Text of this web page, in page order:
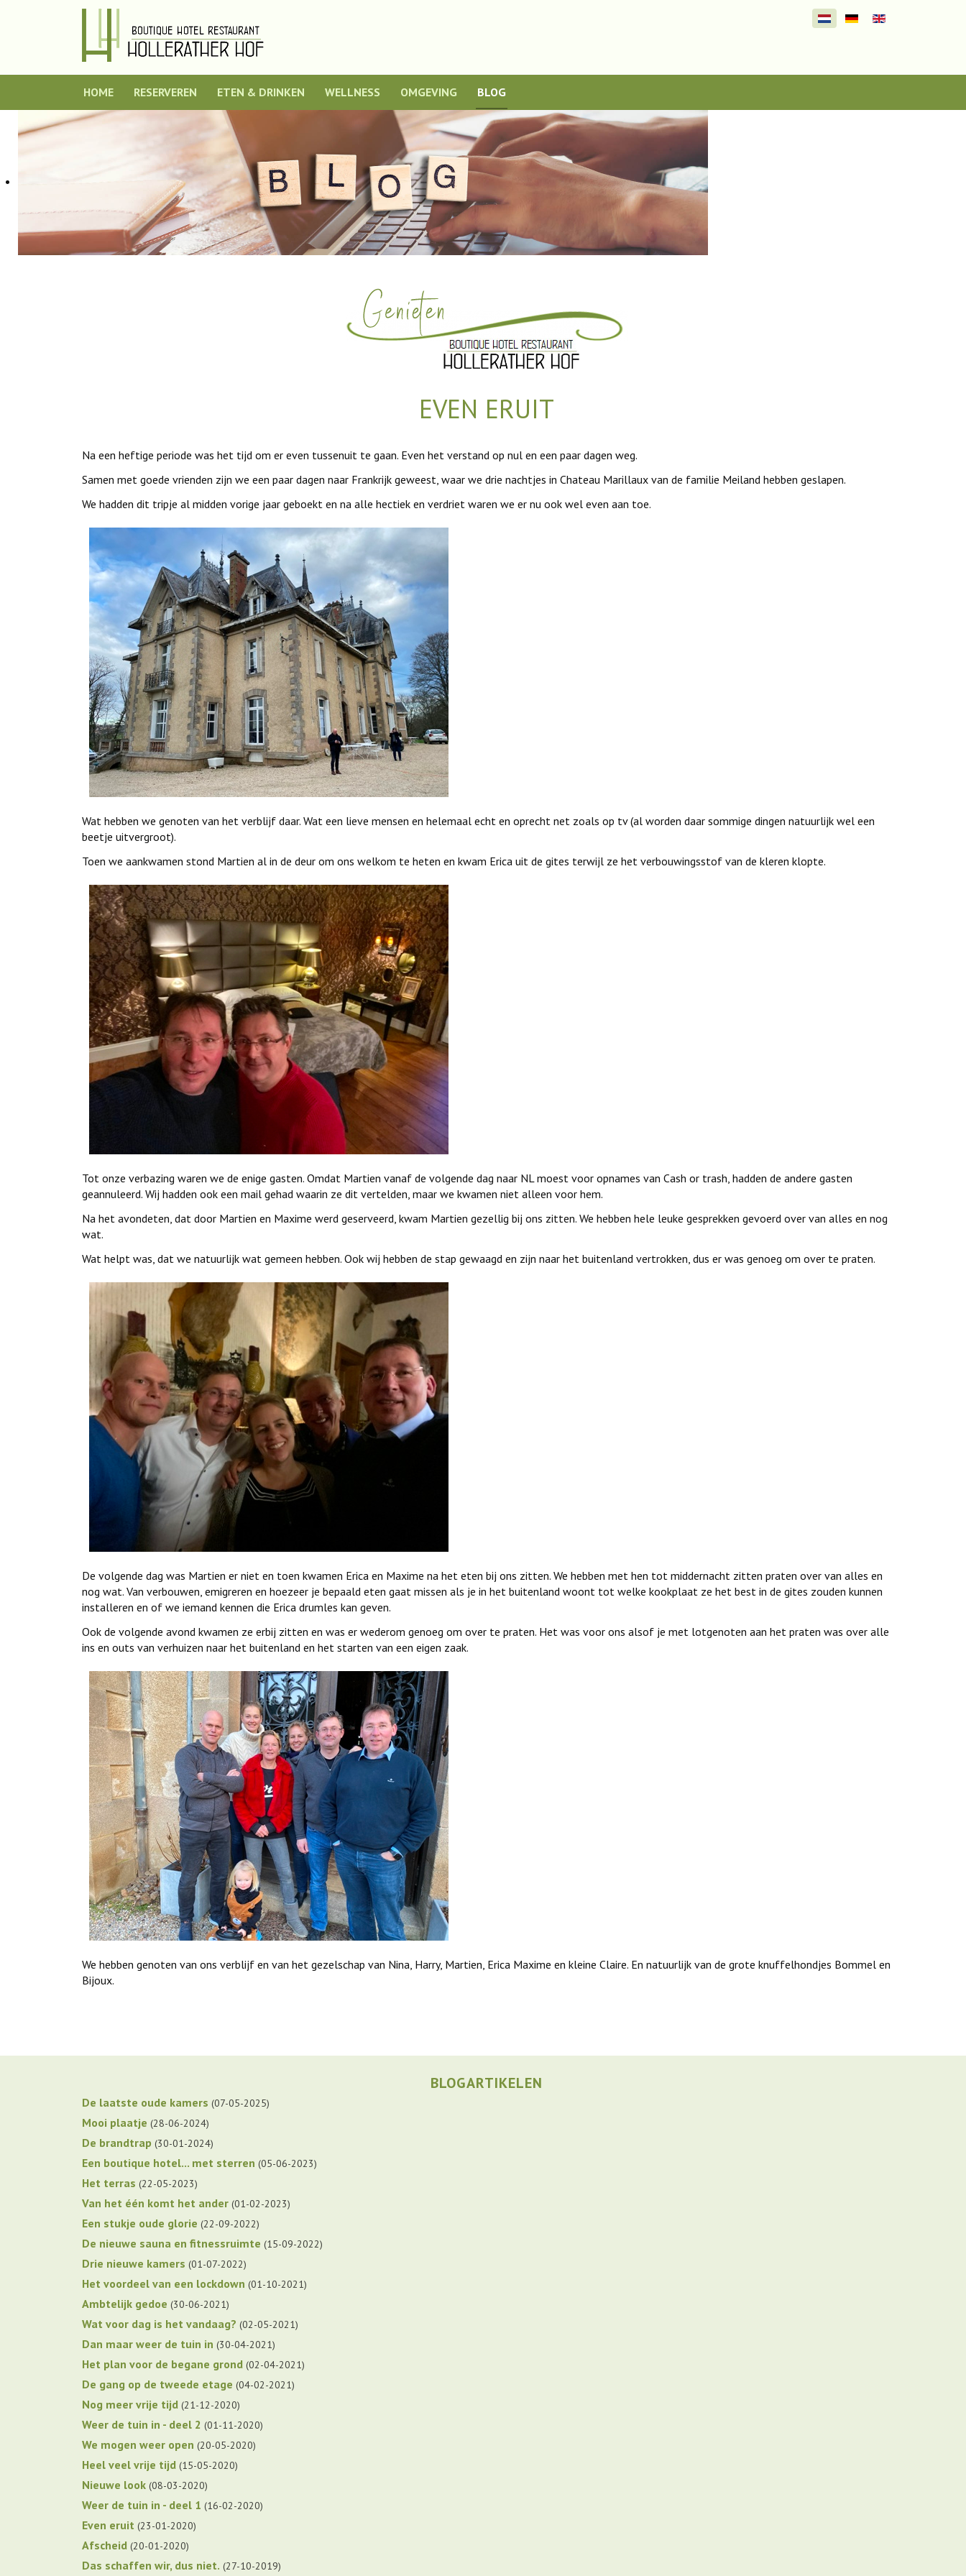
Selecteer de taal
HOME RESERVEREN ETEN & DRINKEN WELLNESS OMGEVING BLOG
EVEN ERUIT
Na een heftige periode was het tijd om er even tussenuit te gaan. Even het verstand op nul en een paar dagen weg.
Samen met goede vrienden zijn we een paar dagen naar Frankrijk geweest, waar we drie nachtjes in Chateau Marillaux van de familie Meiland hebben geslapen.
We hadden dit tripje al midden vorige jaar geboekt en na alle hectiek en verdriet waren we er nu ook wel even aan toe.
Wat hebben we genoten van het verblijf daar. Wat een lieve mensen en helemaal echt en oprecht net zoals op tv (al worden daar sommige dingen natuurlijk wel een
beetje uitvergroot).
Toen we aankwamen stond Martien al in de deur om ons welkom te heten en kwam Erica uit de gites terwijl ze het verbouwingsstof van de kleren klopte.
Tot onze verbazing waren we de enige gasten. Omdat Martien vanaf de volgende dag naar NL moest voor opnames van Cash or trash, hadden de andere gasten
geannuleerd. Wij hadden ook een mail gehad waarin ze dit vertelden, maar we kwamen niet alleen voor hem.
Na het avondeten, dat door Martien en Maxime werd geserveerd, kwam Martien gezellig bij ons zitten. We hebben hele leuke gesprekken gevoerd over van alles en nog
wat.
Wat helpt was, dat we natuurlijk wat gemeen hebben. Ook wij hebben de stap gewaagd en zijn naar het buitenland vertrokken, dus er was genoeg om over te praten.
De volgende dag was Martien er niet en toen kwamen Erica en Maxime na het eten bij ons zitten. We hebben met hen tot middernacht zitten praten over van alles en
nog wat. Van verbouwen, emigreren en hoezeer je bepaald eten gaat missen als je in het buitenland woont tot welke kookplaat ze het best in de gites zouden kunnen
installeren en of we iemand kennen die Erica drumles kan geven.
Ook de volgende avond kwamen ze erbij zitten en was er wederom genoeg om over te praten. Het was voor ons alsof je met lotgenoten aan het praten was over alle
ins en outs van verhuizen naar het buitenland en het starten van een eigen zaak.
We hebben genoten van ons verblijf en van het gezelschap van Nina, Harry, Martien, Erica Maxime en kleine Claire. En natuurlijk van de grote knuffelhondjes Bommel en
Bijoux.
BLOGARTIKELEN
De laatste oude kamers 07-05-2025
Mooi plaatje 28-06-2024
De brandtrap 30-01-2024
Een boutique hotel... met sterren 05-06-2023
Het terras 22-05-2023
Van het één komt het ander 01-02-2023
Een stukje oude glorie 22-09-2022
De nieuwe sauna en fitnessruimte 15-09-2022
Drie nieuwe kamers 01-07-2022
Het voordeel van een lockdown 01-10-2021
Ambtelijk gedoe 30-06-2021
Wat voor dag is het vandaag? 02-05-2021
Dan maar weer de tuin in 30-04-2021
Het plan voor de begane grond 02-04-2021
De gang op de tweede etage 04-02-2021
Nog meer vrije tijd 21-12-2020
Weer de tuin in - deel 2 01-11-2020
We mogen weer open 20-05-2020
Heel veel vrije tijd 15-05-2020
Nieuwe look 08-03-2020
Weer de tuin in - deel 1 16-02-2020
Even eruit 23-01-2020
Afscheid 20-01-2020
Das schaffen wir, dus niet. 27-10-2019